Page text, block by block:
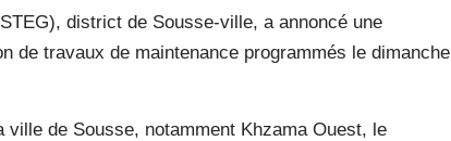
district de Sousse-ville, a annoncé une
de travaux de maintenance programmés le dimanche
de Sousse, notamment Khzama Ouest, le